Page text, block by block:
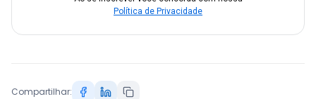
Política de Privacidade
Compartilhar: